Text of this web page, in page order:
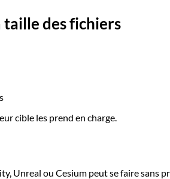
taille des fichiers
cible les prend en charge.
Unreal ou Cesium peut se faire sans